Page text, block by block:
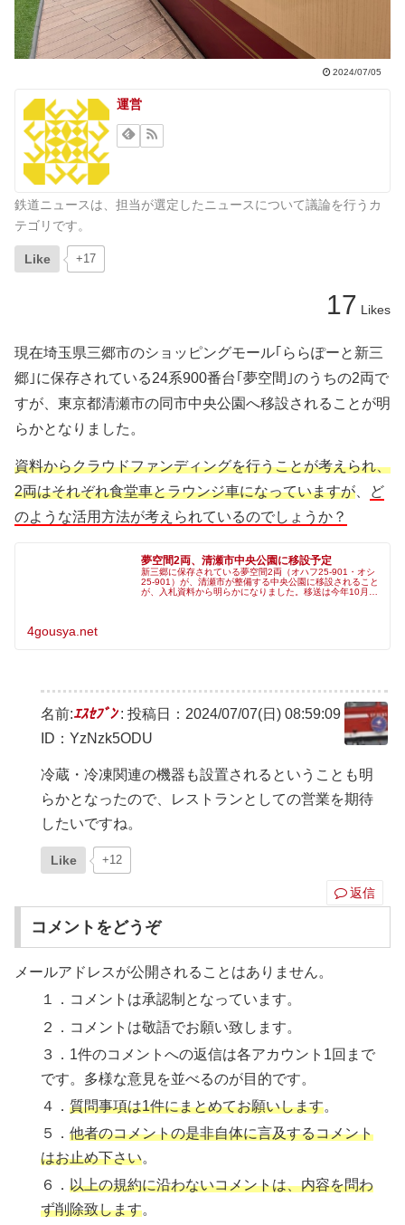
2024/07/05
運営
鉄道ニュースは、担当が選定したニュースについて議論を行うカ
テゴリです。
Like +17
17 Likes
現在埼玉県三郷市のショッピングモール｢ららぽーと新三
郷｣に保存されている24系900番台｢夢空間｣のうちの2両で
すが、東京都清瀬市の同市中央公園へ移設されることが明
らかとなりました。
資料からクラウドファンディングを行うことが考えられ、
2両はそれぞれ食堂車とラウンジ車になっていますが
ど
のような活用方法が考えられているのでしょうか？
夢空間2両、清瀬市中央公園に移設予定
新三郷に保存されている夢空間2両（オハフ25-901・オシ
25-901）が、清瀬市が整備する中央公園に移設されること
が、入札資料から明らかになりました。移送は今年10月～
4gousya.net
名前:ｴｽｾﾌﾞﾝ: 投稿日：2024/07/07(日) 08:59:09
ID：YzNzk5ODU
冷蔵・冷凍関連の機器も設置されるということも明
らかとなったので、レストランとしての営業を期待
したいですね。
Like +12
返信
コメントをどうぞ
メールアドレスが公開されることはありません。
１．コメントは承認制となっています。
２．コメントは敬語でお願い致します。
３．1件のコメントへの返信は各アカウント1回まで
です。多様な意見を並べるのが目的です。
４．質問事項は1件にまとめてお願いします。
５．他者のコメントの是非自体に言及するコメント
はお止め下さい。
６．以上の規約に沿わないコメントは、内容を問わ
ず削除致します。